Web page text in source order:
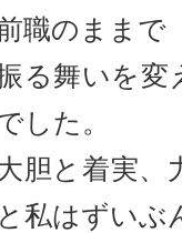
職のままで
る舞いを変
した。
胆と着実、
と私はずいぶ